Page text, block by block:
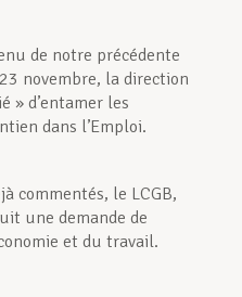
de notre précédente
novembre, la direction
» d’entamer les
dans l’Emploi.
commentés, le LCGB,
une demande de
et du travail.